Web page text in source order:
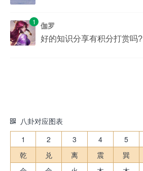
1
伽罗
好的知识分享有积分打赏吗?
八卦对应图表
1 2 3 4 5
乾
兑 离 震 巽